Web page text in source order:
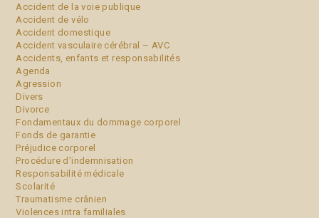
Accident de la voie publique
Accident de vélo
Accident domestique
Accident vasculaire cérébral – AVC
Accidents, enfants et responsabilités
Agenda
Agression
Divers
Divorce
Fondamentaux du dommage corporel
Fonds de garantie
Préjudice corporel
Procédure d'indemnisation
Responsabilité médicale
Scolarité
Traumatisme crânien
Violences intra familiales